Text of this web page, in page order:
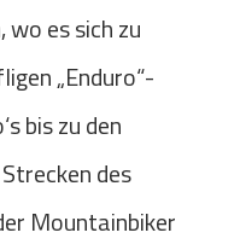
wo es sich zu
„Enduro“-
bis zu den
des
Mountainbiker